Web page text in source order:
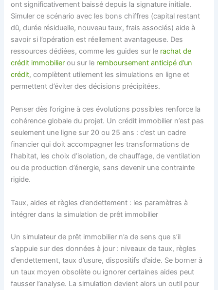
ont significativement baissé depuis la signature initiale.
Simuler ce scénario avec les bons chiffres (capital restant
dû, durée résiduelle, nouveau taux, frais associés) aide à
savoir si l’opération est réellement avantageuse. Des
ressources dédiées, comme les guides sur le rachat de
crédit immobilier ou sur le remboursement anticipé d’un
crédit, complètent utilement les simulations en ligne et
permettent d’éviter des décisions précipitées.
Penser dès l’origine à ces évolutions possibles renforce la
cohérence globale du projet. Un crédit immobilier n’est pas
seulement une ligne sur 20 ou 25 ans : c’est un cadre
financier qui doit accompagner les transformations de
l’habitat, les choix d’isolation, de chauffage, de ventilation
ou de production d’énergie, sans devenir une contrainte
rigide.
Taux, aides et règles d’endettement : les paramètres à
intégrer dans la simulation de prêt immobilier
Un simulateur de prêt immobilier n’a de sens que s’il
s’appuie sur des données à jour : niveaux de taux, règles
d’endettement, taux d’usure, dispositifs d’aide. Se borner à
un taux moyen obsolète ou ignorer certaines aides peut
fausser l’analyse. La simulation devient alors un outil pour